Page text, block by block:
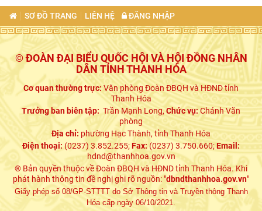
SƠ ĐỒ TRANG LIÊN HỆ ĐĂNG NHẬP
© ĐOÀN ĐẠI BIỂU QUỐC HỘI VÀ HỘI ĐỒNG NHÂN
DÂN TỈNH THANH HÓA
Cơ quan thường trực:Văn phòng Đoàn ĐBQH và HĐND tỉnh
Thanh Hóa
Trưởng ban biên tập: Trần Mạnh Long,Chức vụ:Chánh Văn
phòng
Địa chỉ: phường Hạc Thành, tỉnh Thanh Hóa
Điện thoại: (0237) 3.852.255;Fax:(0237) 3.750.660;Email:
hdnd@thanhhoa.gov.vn
® Bản quyền thuộc về Đoàn ĐBQH và HĐND tỉnh Thanh Hóa. Khi
phát hành thông tin đề nghị ghi rõ nguồn: "dbndthanhhoa.gov.vn"
Giấy phép số 08/GP-STTTT do Sở Thông tin và Truyền thông Thanh
Hóa cấp ngày 06/10/2021.